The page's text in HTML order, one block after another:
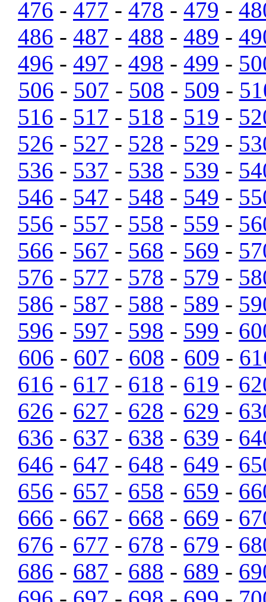
476 - 477 - 478 - 479 -
486 - 487 - 488 - 489 -
496 - 497 - 498 - 499 -
506 - 507 - 508 - 509 -
516 - 517 - 518 - 519 -
526 - 527 - 528 - 529 -
536 - 537 - 538 - 539 -
546 - 547 - 548 - 549 -
556 - 557 - 558 - 559 -
566 - 567 - 568 - 569 -
576 - 577 - 578 - 579 -
586 - 587 - 588 - 589 -
596 - 597 - 598 - 599 -
606 - 607 - 608 - 609 -
616 - 617 - 618 - 619 -
626 - 627 - 628 - 629 -
636 - 637 - 638 - 639 -
646 - 647 - 648 - 649 -
656 - 657 - 658 - 659 -
666 - 667 - 668 - 669 -
676 - 677 - 678 - 679 -
686 - 687 - 688 - 689 -